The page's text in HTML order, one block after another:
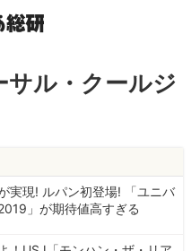
サル・クールジ
実現! ルパン初登場! 「ユニバ
」が期待値高すぎる